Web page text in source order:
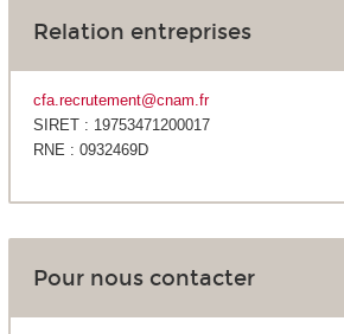
Relation entreprises
cfa.recrutement@cnam.fr
SIRET : 19753471200017
RNE : 0932469D
Pour nous contacter